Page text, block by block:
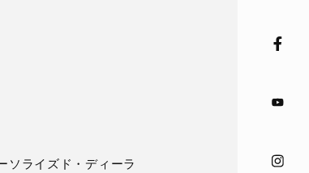
ソライズド・ディーラ